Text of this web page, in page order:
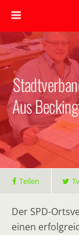
Aus
Teilen
Der SPD-
einen